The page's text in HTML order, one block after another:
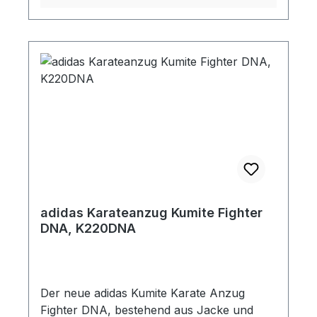
adidas Karateanzug Kumite Fighter
DNA, K220DNA
Der neue adidas Kumite Karate Anzug
Fighter DNA, bestehend aus Jacke und